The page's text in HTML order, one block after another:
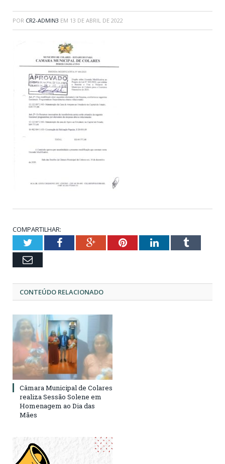
POR CR2-ADMIN3 EM 13 DE ABRIL DE 2022
COMPARTILHAR:
TwitterFacebookGoogle+PinterestLinkedInTumblr
Email
CONTEÚDO RELACIONADO
Câmara Municipal de Colares
realiza Sessão Solene em
Homenagem ao Dia das
Mães